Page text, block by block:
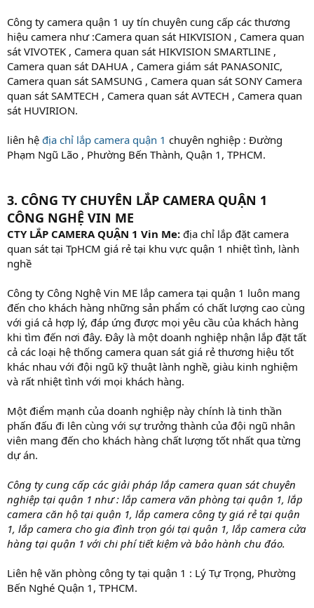
Công ty camera quận 1 uy tín chuyên cung cấp các thương
hiệu camera như :Camera quan sát HIKVISION , Camera quan
sát VIVOTEK , Camera quan sát HIKVISION SMARTLINE ,
Camera quan sát DAHUA , Camera giám sát PANASONIC,
Camera quan sát SAMSUNG , Camera quan sát SONY Camera
quan sát SAMTECH , Camera quan sát AVTECH , Camera quan
sát HUVIRION.
liên hệ địa chỉ lắp camera quận 1 chuyên nghiệp : Đường
Phạm Ngũ Lão , Phường Bến Thành, Quận 1, TPHCM.
3. CÔNG TY CHUYÊN LẮP CAMERA QUẬN 1
CÔNG NGHỆ VIN ME
CTY LẮP CAMERA QUẬN 1 Vin Me: địa chỉ lắp đặt camera
quan sát tại TpHCM giá rẻ tại khu vực quận 1 nhiệt tình, lành
nghề
Công ty Công Nghệ Vin ME lắp camera tại quận 1 luôn mang
đến cho khách hàng những sản phẩm có chất lượng cao cùng
với giá cả hợp lý, đáp ứng được mọi yêu cầu của khách hàng
khi tìm đến nơi đây. Đây là một doanh nghiệp nhận lắp đặt tất
cả các loại hệ thống camera quan sát giá rẻ thương hiệu tốt
khác nhau với đội ngũ kỹ thuật lành nghề, giàu kinh nghiệm
và rất nhiệt tình với mọi khách hàng.
Một điểm mạnh của doanh nghiệp này chính là tinh thần
phấn đấu đi lên cùng với sự trưởng thành của đội ngũ nhân
viên mang đến cho khách hàng chất lượng tốt nhất qua từng
dự án.
Công ty cung cấp các giải pháp lắp camera quan sát chuyên
nghiệp tại quận 1 như : lắp camera văn phòng tại quận 1, lắp
camera căn hộ tại quận 1, lắp camera công ty giá rẻ tại quận
1, lắp camera cho gia đình trọn gói tại quận 1, lắp camera cửa
hàng tại quận 1 với chi phí tiết kiệm và bảo hành chu đáo.
Liên hệ văn phòng công ty tại quận 1 : Lý Tự Trọng, Phường
Bến Nghé Quận 1, TPHCM.